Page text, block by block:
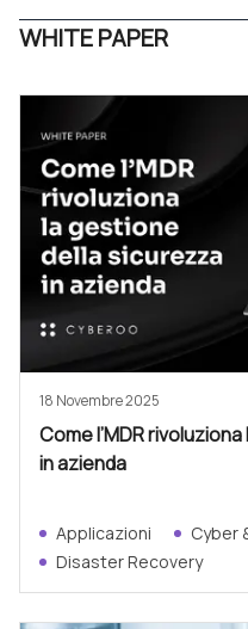
WHITE PAPER
18 Novembre 2025
Come l’MDR
in azienda
Applicazioni
Cyber
Disaster Recovery